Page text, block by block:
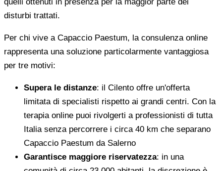
disturbi trattati.
Per chi vive a Capaccio Paestum, la consulenza online
rappresenta una soluzione particolarmente vantaggiosa
per tre motivi:
Supera le distanze: il Cilento offre un'offerta
limitata di specialisti rispetto ai grandi centri. Con la
terapia online puoi rivolgerti a professionisti di tutta
Italia senza percorrere i circa 40 km che separano
Capaccio Paestum da Salerno
Garantisce maggiore riservatezza: in una